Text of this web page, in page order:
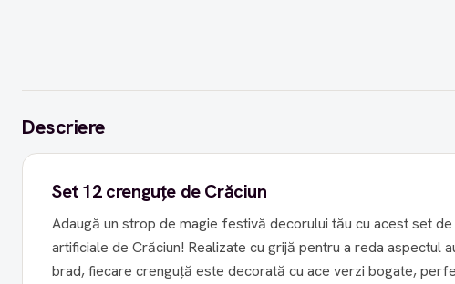
Descriere
Set 12 crenguțe de Crăciun
Adaugă un strop de magie festivă decorului tău cu acest set
artificiale de Crăciun! Realizate cu grijă pentru a reda aspectul
brad, fiecare crenguță este decorată cu ace verzi bogate,